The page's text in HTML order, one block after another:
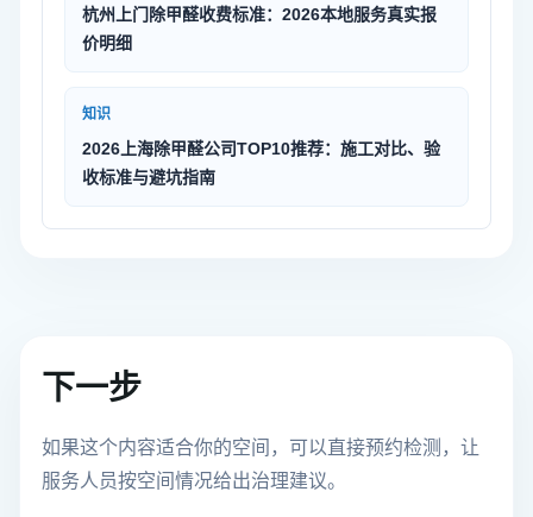
杭州上门除甲醛收费标准：2026本地服务真实报
价明细
知识
2026上海除甲醛公司TOP10推荐：施工对比、验
收标准与避坑指南
下一步
如果这个内容适合你的空间，可以直接预约检测，让
服务人员按空间情况给出治理建议。